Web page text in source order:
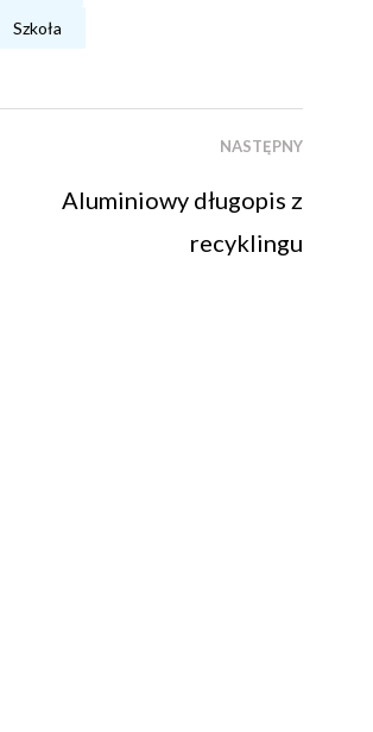
Szkoła
NASTĘPNY
Aluminiowy długopis z
recyklingu